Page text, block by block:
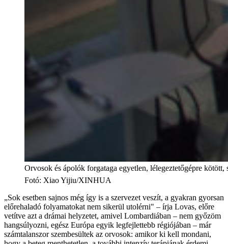
Orvosok és ápolók forgataga egyetlen, lélegeztetőgépre
Fotó: Xiao Yijiu/XINHUA
„Sok esetben sajnos még így is a szervezet veszít, a gyakran gyorsan
előrehaladó folyamatokat nem sikerül utolérni" – írja Lovas, előre
vetítve azt a drámai helyzetet, amivel Lombardiában – nem győzöm
hangsúlyozni, egész Európa egyik legfejlettebb régiójában – már
számtalanszor szembesültek az orvosok: amikor ki kell mondani,